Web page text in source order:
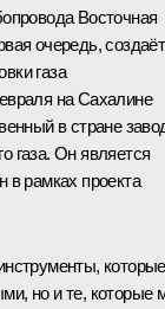
Восточная
очередь,
газа
на Сахалине
в стране
газа. Он является
в рамках проекта
которые
но и те, которые